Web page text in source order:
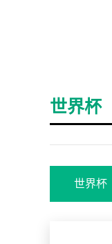
世界杯
世界杯